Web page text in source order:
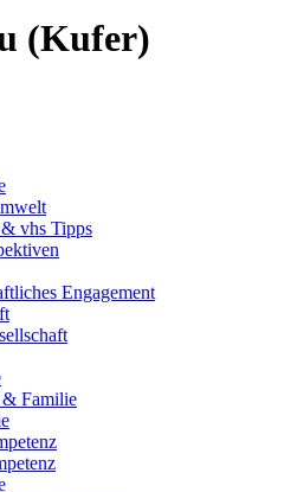
(Kufer)
vhs Tipps
Engagement
& Familie